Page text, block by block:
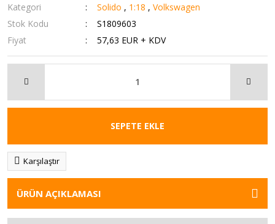
Kategori Solido , 1:18 ,Volkswagen
Stok Kodu
S1809603
Fiyat
57,63 EUR + KDV
SEPETE EKLE
Karşılaştır
ÜRÜN AÇIKLAMASI